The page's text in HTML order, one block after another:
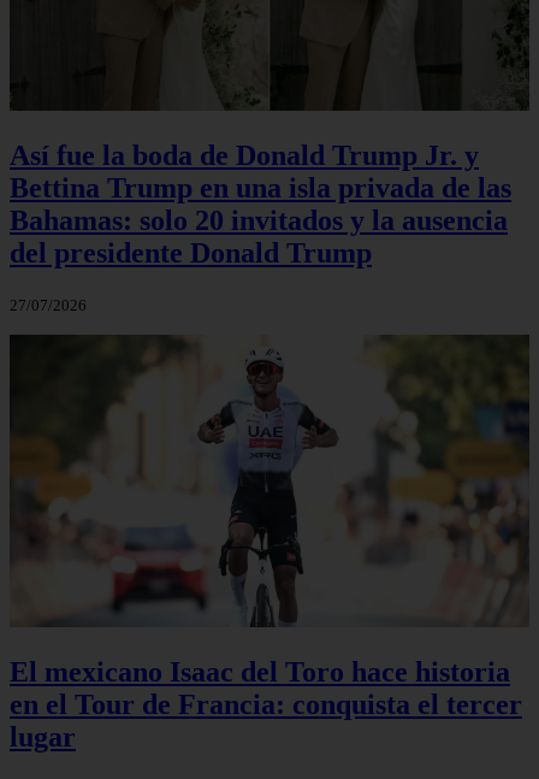
Así fue la boda de Donald Trump Jr. y
Bettina Trump en una isla privada de las
Bahamas: solo 20 invitados y la ausencia
del presidente Donald Trump
27/07/2026
El mexicano Isaac del Toro hace historia
en el Tour de Francia: conquista el tercer
lugar